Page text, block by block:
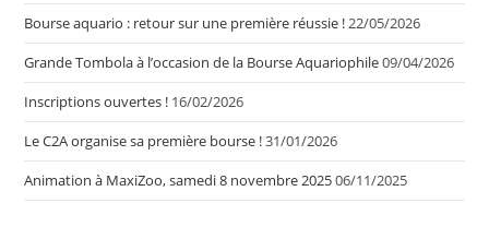
Bourse aquario : retour sur une première réussie !22/05/2026
Grande Tombola à l’occasion de la Bourse Aquariophile09/04/2026
Inscriptions ouvertes ! 16/02/2026
Le C2A organise sa première bourse !31/01/2026
Animation à MaxiZoo, samedi 8 novembre 202506/11/2025